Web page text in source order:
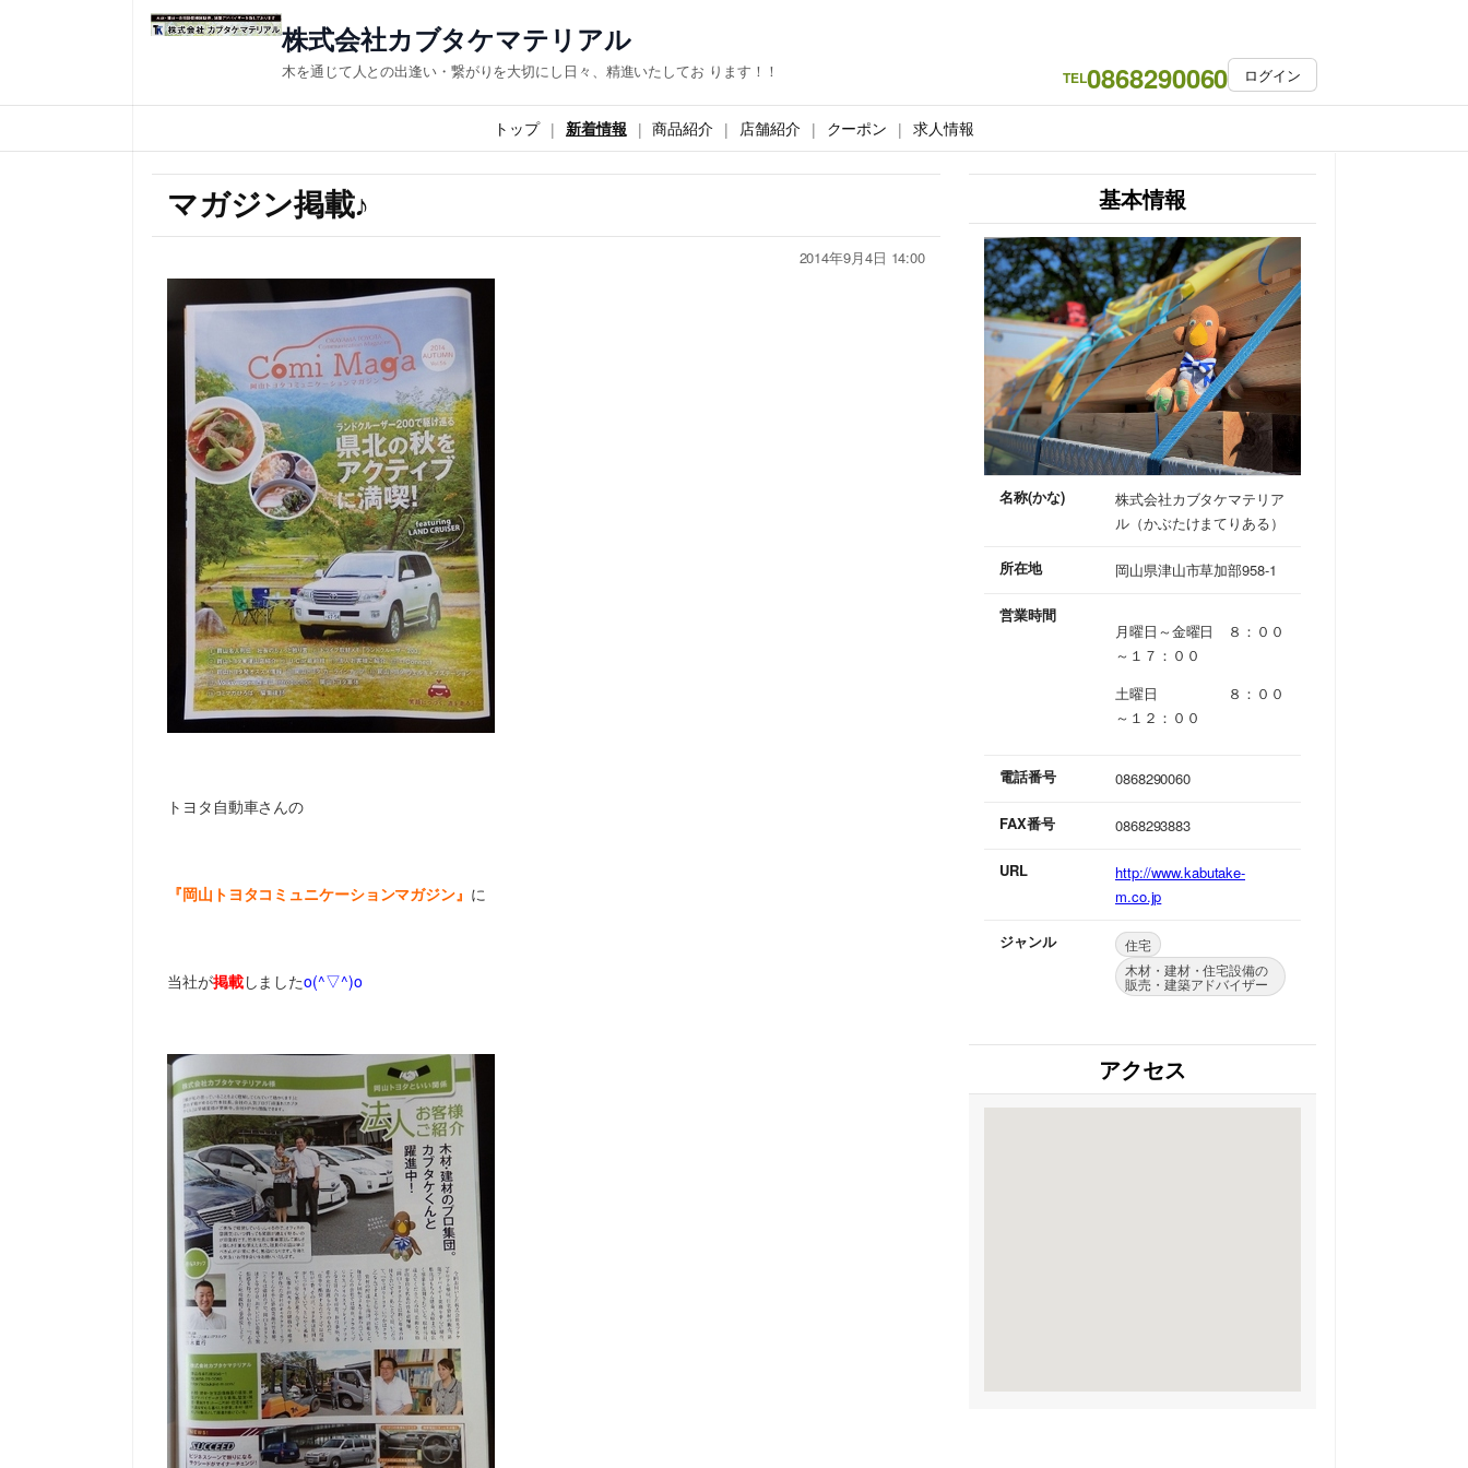
株式会社カブタケマテリアル
木を通じて人との出逢い・繋がりを大切にし日々、精進いたしてお ります！！ TEL0868290060 ログイン
トップ 新着情報 商品紹介 店舗紹介 クーポン 求人情報
マガジン掲載♪
2014年9月4日 14:00
トヨタ自動車さんの
『岡山トヨタコミュニケーションマガジン』 に
当社が掲載しましたo(^▽^)o
基本情報
名称(かな)
株式会社カブタケマテリア
ル（かぶたけまてりある）
所在地 岡山県津山市草加部958-1
営業時間
月曜日～金曜日 ８：００
～１７：００
土曜日 ８：００
～１２：００
電話番号 0868290060
FAX番号 0868293883
URL
http://www.kabutake-
m.co.jp
ジャンル
住宅
木材・建材・住宅設備の
販売・建築アドバイザー
アクセス